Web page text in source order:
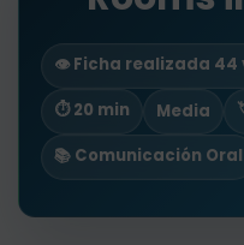
👁️ Ficha realizada 44
⏱ 20 min
Media
📚 Comunicación Oral